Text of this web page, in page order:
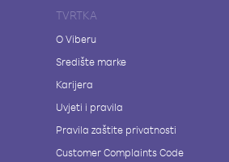
TVRTKA
O Viberu
Središte marke
Karijera
Uvjeti i pravila
Pravila zaštite privatnosti
Customer Complaints Code